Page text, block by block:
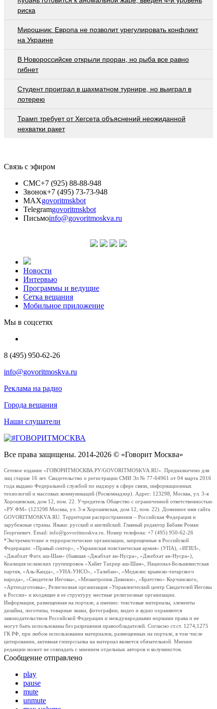
риска
Мирошник: Европа не позволит урегулировать конфликт
на Украине
В Новороссийске открыли проран, но рыба все равно
гибнет
Студент проиграл в шахматном турнире, но выиграл в
лотерею
Трамп требует от Хегсета объяснений неожиданной
нехватки ракет
Связь с эфиром
СМС+7 (925) 88-88-948
Звонок+7 (495) 73-73-948
MAXgovoritmskbot
Telegramgovoritmskbot
Письмоinfo@govoritmoskva.ru
Новости
Интервью
Программы и ведущие
Сетка вещания
Мобильное приложение
Мы в соцсетях
8 (495) 950-62-26
info@govoritmoskva.ru
Реклама на радио
Города вещания
Наши слушатели
Все права защищены. 2014-2026 © «Говорит Москва»
Сетевое издание «ГОВОРИТМОСКВА.РУ/GOVORITMOSKVA.RU». Предназначено для
лиц старше 16 лет. Свидетельство о регистрации СМИ Эл № 77-64961 от 04 марта 2016
года выдано Федеральной службой по надзору в сфере связи, информационных
технологий и массовых коммуникаций (Роскомнадзор). Адрес: 123298, Москва, ул. 3-я
Хорошевская, дом 12, пом. 22. Учредитель Общество с ограниченной ответственностью
«РУ ФМ» (123298 Москва, ул. 3-я Хорошевская, дом 12, пом. 22). Доменное имя сайта
GOVORITMOSKVA.RU. Территория распространения – Российская Федерация и
зарубежные страны. Языки: русский и английский. Главный редактор Бабаян Роман
Георгиевич. Email: info@govoritmoskva.ru. Номер телефона: +7 (495) 950-62-26
*Экстремистские и террористические организации, запрещенные в Российской
Федерации: «Правый сектор», «Украинская повстанческая армия» (УПА), «ИГИЛ»,
«Джабхат Фатх аш-Шам» (бывшая «Джабхат ан-Нусра», «Джебхат ан-Нусра»),
Коалиция исламских группировок «Хайят Тахрир аш-Шам», Национал-Большевистская
партия, «Аль-Каида», «УНА-УНСО», «Талибан», «Меджлис крымско-татарского
народа», «Свидетели Иеговы», «Мизантропик Дивижн», «Братство» Корчинского,
«Артподготовка», Религиозная организация «Управленческий центр Свидетелей Иеговы
в России» и входящие в ее структуру местные религиозные организации.
Информация, размещенная на портале, а именно: текстовые материалы, элементы
дизайна, логотипы, товарные знаки, фотографии, видео и аудио охраняются
законодательством Российской Федерации и международными нормами права и не
могут быть использованы без разрешения правообладателей. Согласно ст.ст. 1274,1275
ГК РФ, при любом использовании материалов, размещенных на портале, в том числе
цитировании, активная гиперссылка на материал является обязательной. Мнение
редакции может не совпадать с мнением отдельных авторов и колумнистов.
Сообщение отправлено
play
pause
mute
unmute